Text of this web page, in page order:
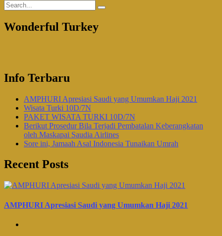
Wonderful Turkey
Info Terbaru
AMPHURI Apresiasi Saudi yang Umumkan Haji 2021
Wisata Turki 10D/7N
PAKET WISATA TURKI 10D/7N
Berikut Prosedur Bila Terjadi Pembatalan Keberangkatan
oleh Maskapai Saudia Airlines
Sore ini, Jamaah Asal Indonesia Tunaikan Umrah
Recent Posts
AMPHURI Apresiasi Saudi yang Umumkan Haji 2021